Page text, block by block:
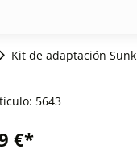
Kit de adaptación
5643
€*